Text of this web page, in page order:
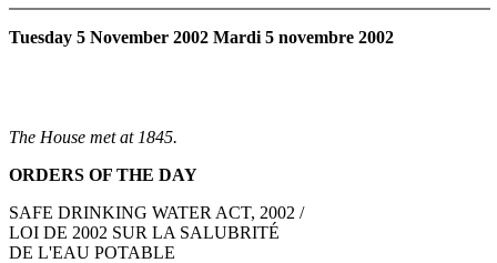
Tuesday 5 November 2002 Mardi 5 novembre 2002
The House met at 1845.
ORDERS OF THE DAY
SAFE DRINKING WATER ACT, 2002 /
LOI DE 2002 SUR LA SALUBRITÉ
DE L'EAU POTABLE